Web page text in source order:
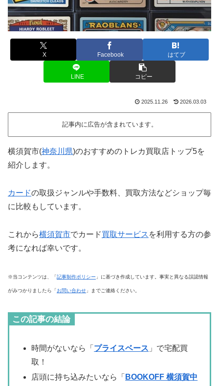
X Facebook はてブ
LINE コピー
2025.11.26 2026.03.03
記事内に広告が含まれています。
横須賀市(神奈川県)のおすすめのトレカ買取店トップ5を
紹介します。
カードの取扱ジャンルや手数料、買取方法などショップ毎
に比較もしています。
これから横須賀市でカード買取サービス を利用する方の参
考になれば幸いです。
※当コンテンツは、「記事制作ポリシー 」に基づき作成しています。事実と異なる誤認情報
がみつかりましたら「お問い合わせ 」までご連絡ください。
この記事の結論
時間がないなら「 プライスベース 」で宅配買
取！
店頭に持ち込みたいなら「 BOOKOFF 横須賀中